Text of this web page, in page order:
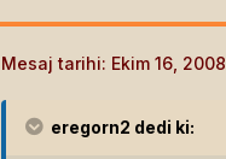
Mesaj tarihi: Ekim 16, 2008
eregorn2 dedi ki: